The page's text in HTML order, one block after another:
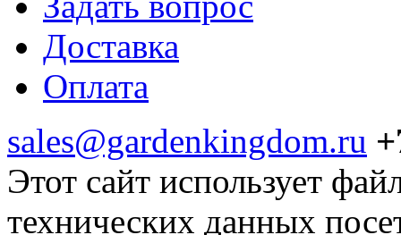
Доставка
Оплата
sales@gardenkingdom.ru
Этот сайт использует
технических данных